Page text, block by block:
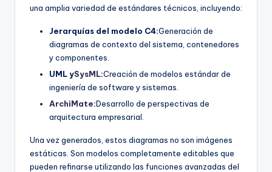
una amplia variedad de estándares técnicos, incluyendo:
Jerarquías del modelo C4:Generación de
diagramas de contexto del sistema, contenedores
y componentes.
UML ySysML:Creación de modelos estándar de
ingeniería de software y sistemas.
ArchiMate:Desarrollo de perspectivas de
arquitectura empresarial.
Una vez generados, estos diagramas no son imágenes
estáticas. Son modelos completamente editables que
pueden refinarse utilizando las funciones avanzadas del